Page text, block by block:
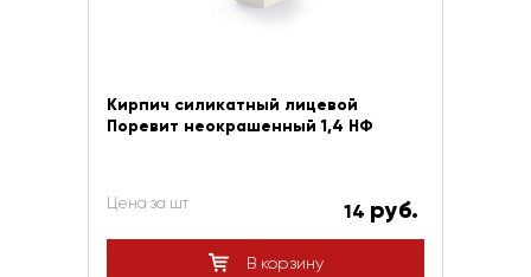
Кирпич силикатный лицевой
Поревит неокрашенный 1,4 НФ
Цена за шт 14 руб.
В корзину